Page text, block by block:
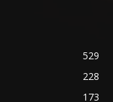
529
228
173